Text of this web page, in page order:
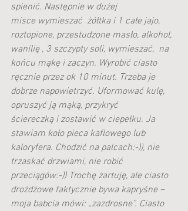
spienić. Następnie w dużej
misce wymieszać  żółtka i 1 całe jajo,
roztopione, przestudzone masło, alkohol,
wanilię , 3 szczypty soli, wymieszać,  na
końcu mąkę i zaczyn. Wyrobić ciasto
ręcznie przez ok 10 minut. Trzeba je
dobrze napowietrzyć. Uformować kulę,
opruszyć ją mąką, przykryć
ściereczką i zostawić w ciepełku. Ja
stawiam koło pieca kaflowego lub
kaloryfera. Chodzić na palcach;-)), nie
trzaskać drzwiami, nie robić
przeciągów:-)) Trochę żartuję, ale ciasto
drożdżowe faktycznie bywa kapryśne –
moja babcia mówi: „zazdrosne”. Ciasto